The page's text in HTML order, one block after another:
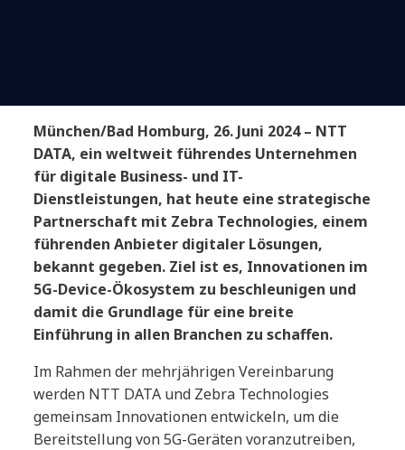
München/Bad Homburg, 26. Juni 2024 – NTT
DATA, ein weltweit führendes Unternehmen
für digitale Business- und IT-
Dienstleistungen, hat heute eine strategische
Partnerschaft mit Zebra Technologies, einem
führenden Anbieter digitaler Lösungen,
bekannt gegeben. Ziel ist es, Innovationen im
5G-Device-Ökosystem zu beschleunigen und
damit die Grundlage für eine breite
Einführung in allen Branchen zu schaffen.
Im Rahmen der mehrjährigen Vereinbarung
werden NTT DATA und Zebra Technologies
gemeinsam Innovationen entwickeln, um die
Bereitstellung von 5G-Geräten voranzutreiben,